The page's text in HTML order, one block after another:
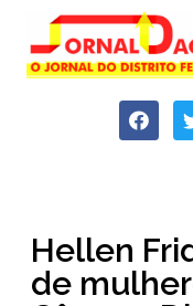
Hellen
de